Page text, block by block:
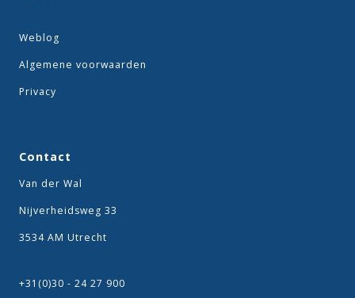
Weblog
Algemene voorwaarden
Privacy
Contact
Van der Wal
Nijverheidsweg 33
3534 AM Utrecht
+31(0)30 - 24 27 900